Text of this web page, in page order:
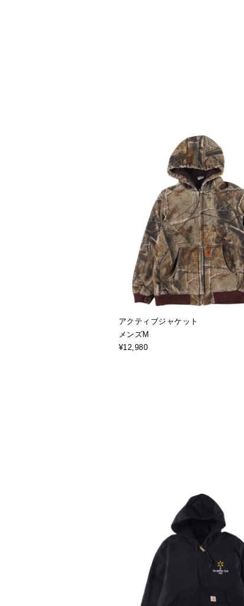
アクティブジャケット
メンズM
¥12,980